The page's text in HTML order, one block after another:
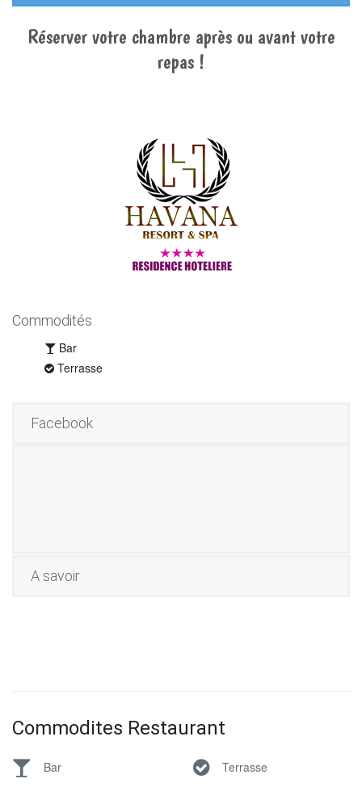
Réserver votre chambre après ou avant votre
repas !
Commodités
Bar
Terrasse
Facebook
A savoir
Commodites Restaurant
Bar Terrasse